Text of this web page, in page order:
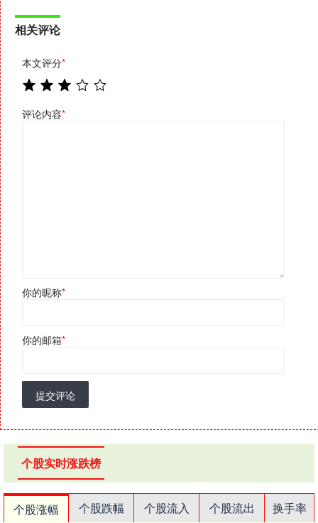
相关评论
本文评分*
评论内容*
你的昵称*
你的邮箱*
提交评论
个股实时涨跌榜
个股涨幅 个股跌幅 个股流入 个股流出
换手率